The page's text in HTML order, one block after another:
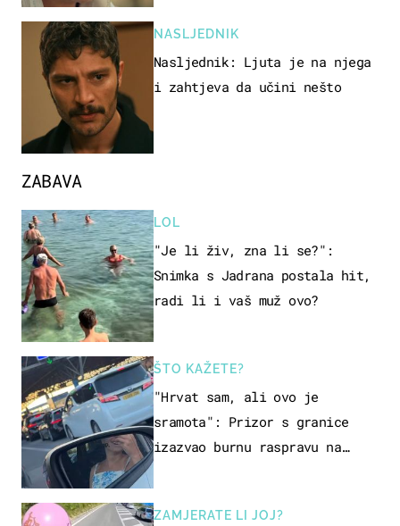
ZABAVA
LOL
"Je li živ, zna li se?":
Snimka s Jadrana postala hit,
radi li i vaš muž ovo?
ŠTO KAŽETE?
"Hrvat sam, ali ovo je
sramota": Prizor s granice
izazvao burnu raspravu na
ZAMJERATE LI JOJ?
NASLJEDNIK
Nasljednik: Ljuta je na njega
i zahtjeva da učini nešto